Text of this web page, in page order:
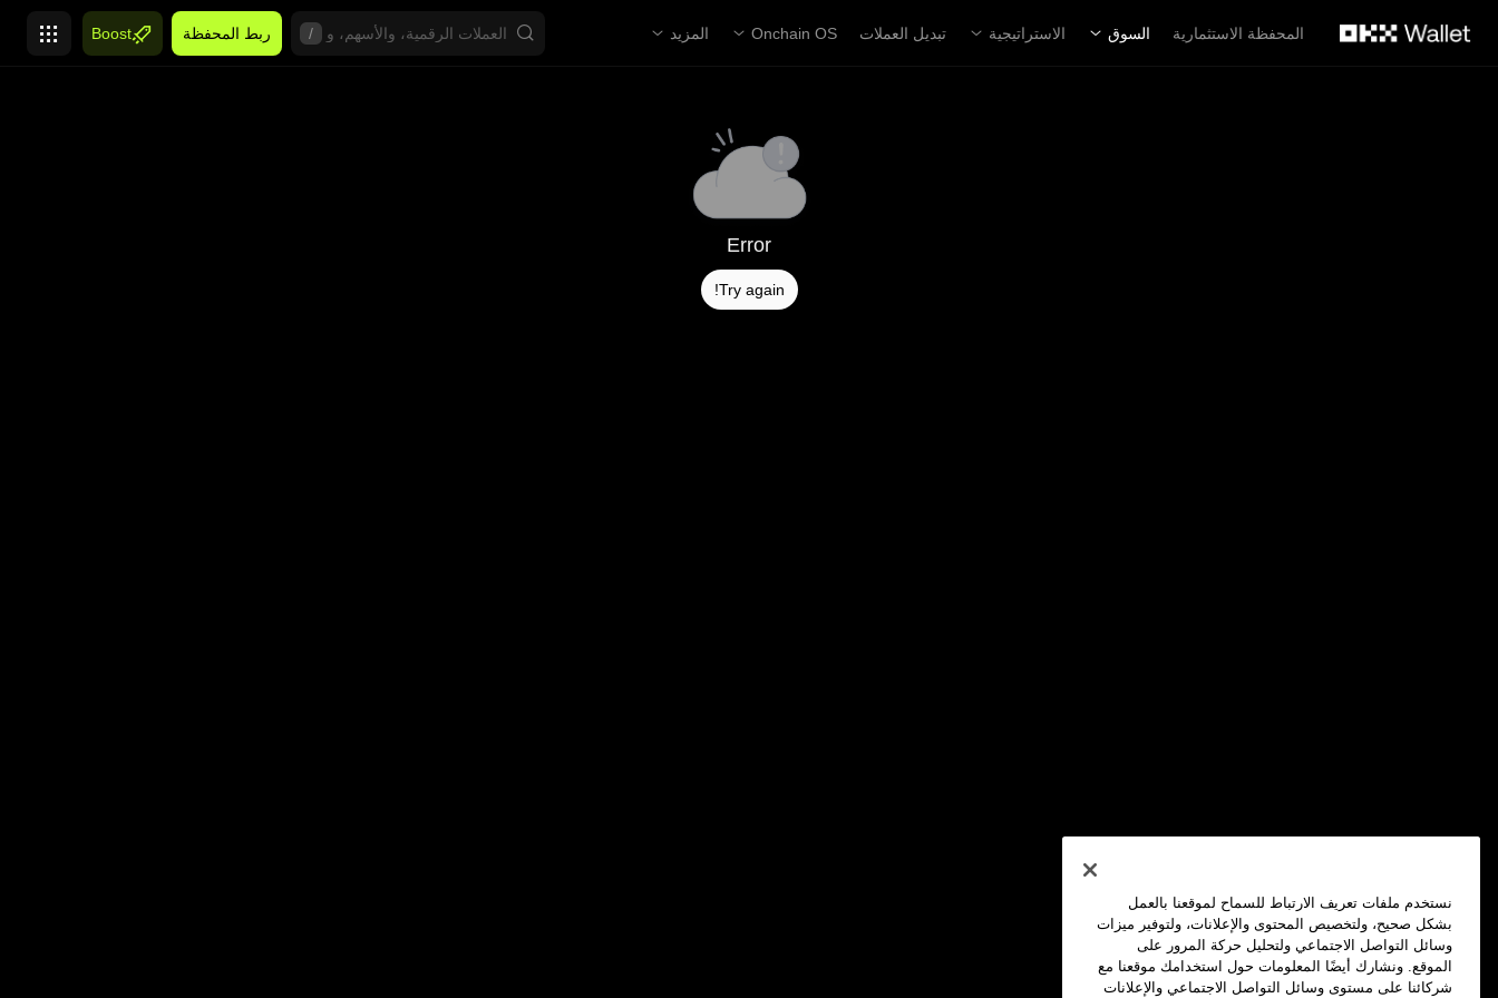
المحفظة الاستثمارية
السوق الاستراتيجية تبديل العملات Onchain OS المزيد / ربط المحفظة Boost
Error
Try again!
نستخدم ملفات تعريف الارتباط للسماح لموقعنا بالعمل
بشكل صحيح، ولتخصيص المحتوى والإعلانات، ولتوفير ميزات
وسائل التواصل الاجتماعي ولتحليل حركة المرور على
الموقع. ونشارك أيضًا المعلومات حول استخدامك موقعنا مع
شركائنا على مستوى وسائل التواصل الاجتماعي والإعلانات